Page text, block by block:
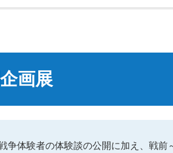
画展
争体験者の体験談の公開に加え、戦